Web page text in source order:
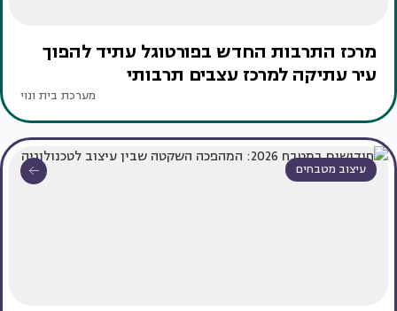
מרכז התרבות החדש בפורטוגל עתיד להפוך
עיר עתיקה למרכז עצבים תרבותי
מערכת בית ונוי
עיצוב מטבחים